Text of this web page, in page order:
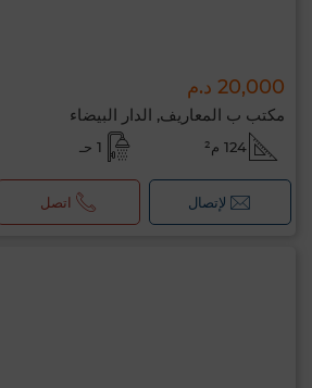
20,000 د.م
مكتب ب المعاريف, الدار البيضاء
124 م² 1 حـ
لإتصال اتصل